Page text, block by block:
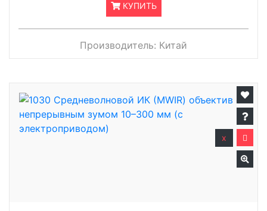
КУПИТЬ
Производитель: Китай
x